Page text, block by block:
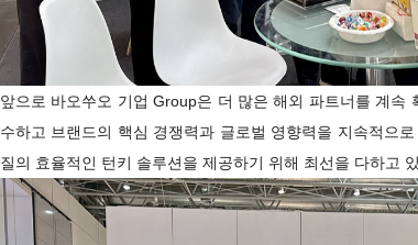
앞으로 바오쑤오 기업 Group은 더 많은 해외 ​​파트너를 계속
수하고 브랜드의 핵심 경쟁력과 글로벌 영향력을 지속적으
질의 효율적인 턴키 솔루션을 제공하기 위해 최선을 다하고